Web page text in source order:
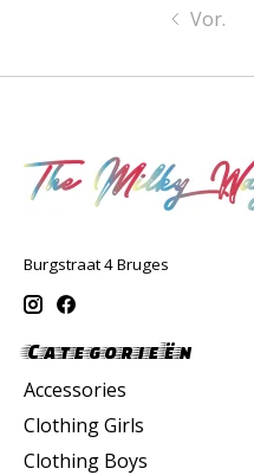
Vor.
Burgstraat 4 Bruges
Categorieën
Accessories
Clothing Girls
Clothing Boys